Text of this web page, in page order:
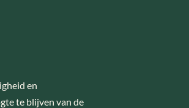
en
te blijven van de